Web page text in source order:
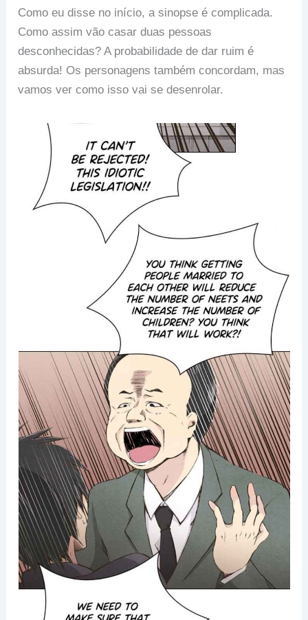
Como eu disse no início, a sinopse é complicada.
Como assim vão casar duas pessoas
desconhecidas? A probabilidade de dar ruim é
absurda! Os personagens também concordam, mas
vamos ver como isso vai se desenrolar.